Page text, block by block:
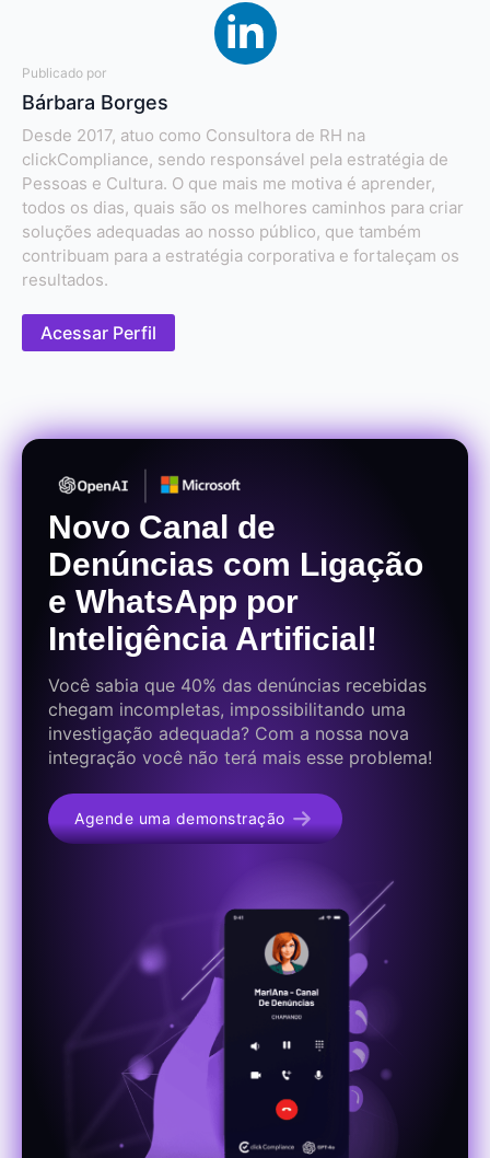
Publicado por
Bárbara Borges
Desde 2017, atuo como Consultora de RH na
clickCompliance, sendo responsável pela estratégia de
Pessoas e Cultura. O que mais me motiva é aprender,
todos os dias, quais são os melhores caminhos para criar
soluções adequadas ao nosso público, que também
contribuam para a estratégia corporativa e fortaleçam os
resultados.
Acessar Perfil
Novo Canal de
Denúncias com Ligação
e WhatsApp por
Inteligência Artificial!
Você sabia que 40% das denúncias recebidas
chegam incompletas, impossibilitando uma
investigação adequada? Com a nossa nova
integração você não terá mais esse problema!
Agende uma demonstração